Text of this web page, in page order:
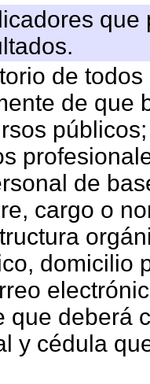
de
de que
de
cargo o
domicilio
que deberá
y cédula